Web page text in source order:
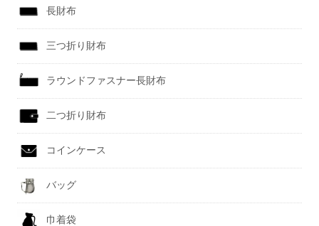
長財布
三つ折り財布
ラウンドファスナー長財布
二つ折り財布
コインケース
バッグ
巾着袋